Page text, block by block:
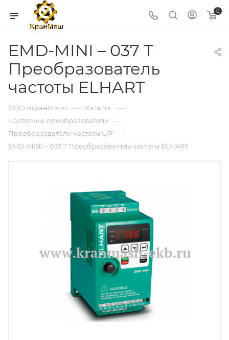
0
EMD-MINI – 037 T
Преобразователь
частоты ELHART
ООО «КранМаш» — Каталог —
Частотные преобразователи —
Преобразователи частоты U/F —
EMD-MINI – 037 T Преобразователь частоты ELHART